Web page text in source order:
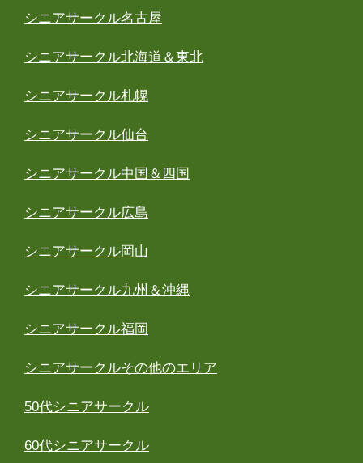
シニアサークル名古屋
シニアサークル北海道＆東北
シニアサークル札幌
シニアサークル仙台
シニアサークル中国＆四国
シニアサークル広島
シニアサークル岡山
シニアサークル九州＆沖縄
シニアサークル福岡
シニアサークルその他のエリア
50代シニアサークル
60代シニアサークル